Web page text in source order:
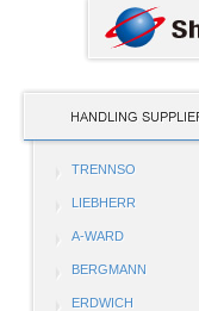
TRENNSO
LIEBHERR
A-WARD
BERGMANN
ERDWICH